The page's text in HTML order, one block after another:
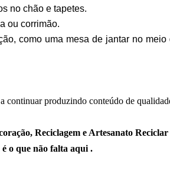
no chão e tapetes.
ou corrimão.
como uma mesa de jantar no meio
continuar produzindo conteúdo de
Reciclagem e Artesanato
o que não falta aqui .